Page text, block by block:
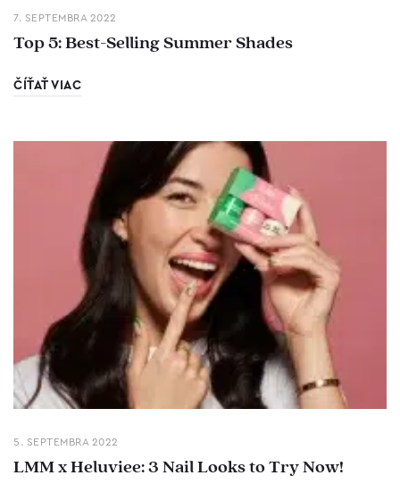
7. SEPTEMBRA 2022
Top 5: Best-Selling Summer Shades
ČÍŤAŤ VIAC
5. SEPTEMBRA 2022
LMM x Heluviee: 3 Nail Looks to Try Now!